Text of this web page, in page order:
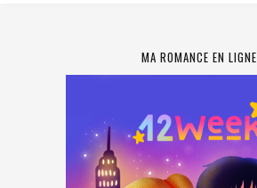
MA ROMANCE EN LIGNE